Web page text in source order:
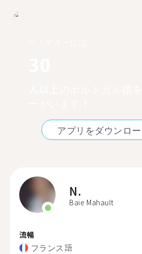
アプリをダウンロ
N.
Baie Mahault
流暢
フランス語